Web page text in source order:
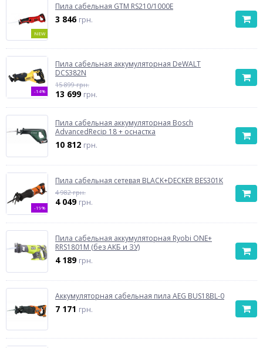
NEW
Пила сабельная GTM RS210/1000E
3 846 грн.
-14%
Пила сабельная аккумуляторная DeWALT
DCS382N
15 899 грн.
13 699 грн.
Пила сабельная аккумуляторная Bosch
AdvancedRecip 18 + оснастка
10 812 грн.
-19%
Пила сабельная сетевая BLACK+DECKER BES301K
4 982 грн.
4 049 грн.
Пила сабельная аккумуляторная Ryobi ONE+
RRS1801M (без АКБ и ЗУ)
4 189 грн.
Аккумуляторная сабельная пила AEG BUS18BL-0
7 171 грн.